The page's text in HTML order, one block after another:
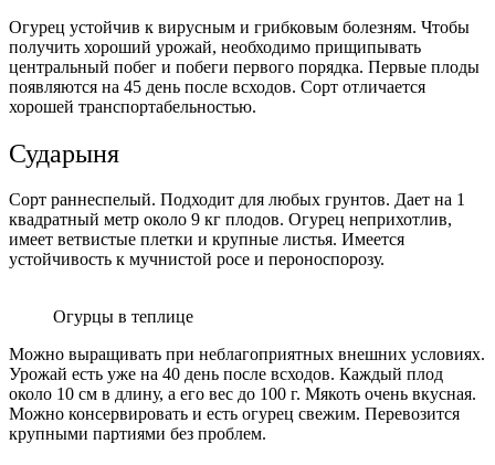
Огурец устойчив к вирусным и грибковым болезням. Чтобы
получить хороший урожай, необходимо прищипывать
центральный побег и побеги первого порядка. Первые плоды
появляются на 45 день после всходов. Сорт отличается
хорошей транспортабельностью.
Сударыня
Сорт раннеспелый. Подходит для любых грунтов. Дает на 1
квадратный метр около 9 кг плодов. Огурец неприхотлив,
имеет ветвистые плетки и крупные листья. Имеется
устойчивость к мучнистой росе и пероноспорозу.
Огурцы в теплице
Можно выращивать при неблагоприятных внешних условиях.
Урожай есть уже на 40 день после всходов. Каждый плод
около 10 см в длину, а его вес до 100 г. Мякоть очень вкусная.
Можно консервировать и есть огурец свежим. Перевозится
крупными партиями без проблем.